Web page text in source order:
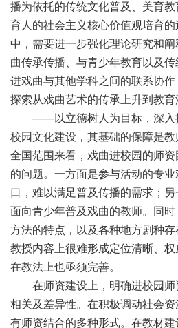
播为依托的传统文化普及、美育
育人的社会主义核心价值观培育
中，需要进一步强化理论研究和
曲传承传播、与青少年教育以及
进戏曲与其他学科之间的联系协作
探索从戏曲艺术的传承上升到教育
——以立德树人为目标，深入推
校园文化建设，其基础的保障是
全国范围来看，戏曲进校园的师
的问题。一方面是参与活动的专
口，难以满足普及传播的需求；
面向青少年普及戏曲的教师。同
方法的特点，以及各种地方剧种
教授内容上很难形成定位清晰、权
在教法上也亟须完善。
在师资建设上，明确进校园师
相关及差异性。在积极调动社会
有师资结合的多种形式。在教材